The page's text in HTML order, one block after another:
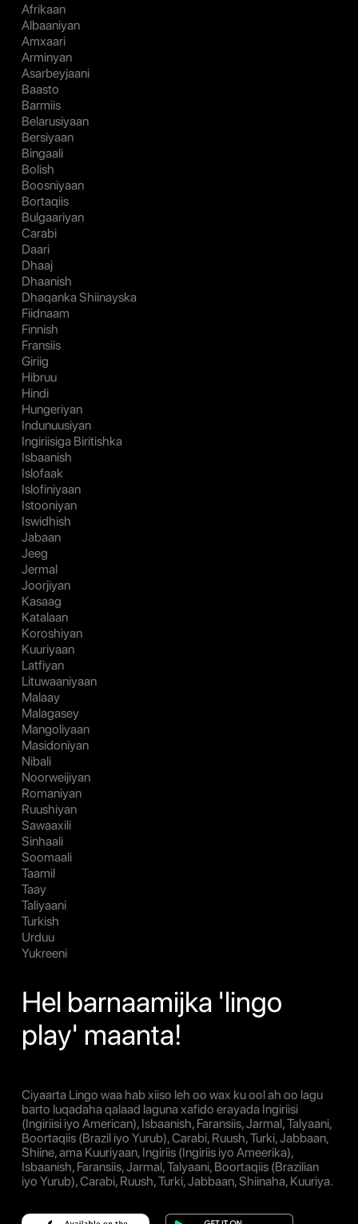
Afrikaan
Albaaniyan
Amxaari
Arminyan
Asarbeyjaani
Baasto
Barmiis
Belarusiyaan
Bersiyaan
Bingaali
Bolish
Boosniyaan
Bortaqiis
Bulgaariyan
Carabi
Daari
Dhaaj
Dhaanish
Dhaqanka Shiinayska
Fiidnaam
Finnish
Fransiis
Giriig
Hibruu
Hindi
Hungeriyan
Indunuusiyan
Ingiriisiga Biritishka
Isbaanish
Islofaak
Islofiniyaan
Istooniyan
Iswidhish
Jabaan
Jeeg
Jermal
Joorjiyan
Kasaag
Katalaan
Koroshiyan
Kuuriyaan
Latfiyan
Lituwaaniyaan
Malaay
Malagasey
Mangoliyaan
Masidoniyan
Nibali
Noorweijiyan
Romaniyan
Ruushiyan
Sawaaxili
Sinhaali
Soomaali
Taamil
Taay
Taliyaani
Turkish
Urduu
Yukreeni
Hel barnaamijka 'lingo
play' maanta!
Ciyaarta Lingo waa hab xiiso leh oo wax ku ool ah oo lagu
barto luqadaha qalaad laguna xafido erayada Ingiriisi
(Ingiriisi iyo American), Isbaanish, Faransiis, Jarmal, Talyaani,
Boortaqiis (Brazil iyo Yurub), Carabi, Ruush, Turki, Jabbaan,
Shiine, ama Kuuriyaan, Ingiriis (Ingiriis iyo Ameerika),
Isbaanish, Faransiis, Jarmal, Talyaani, Boortaqiis (Brazilian
iyo Yurub), Carabi, Ruush, Turki, Jabbaan, Shiinaha, Kuuriya.